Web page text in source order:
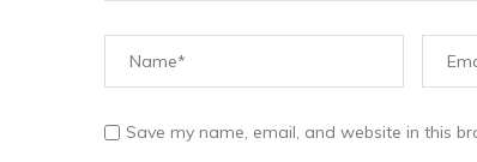
Save my name, email, and website in this